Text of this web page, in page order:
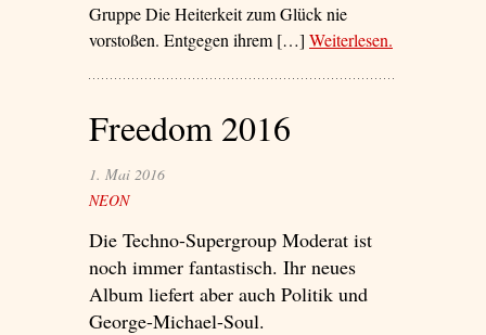
Gruppe Die Heiterkeit zum Glück nie
vorstoßen. Entgegen ihrem […] Weiterlesen– ‘Ingeborg-
.
Freedom 2016
1. Mai 2016
NEON
Die Techno-Supergroup Moderat ist
noch immer fantastisch. Ihr neues
Album liefert aber auch Politik und
George-Michael-Soul.